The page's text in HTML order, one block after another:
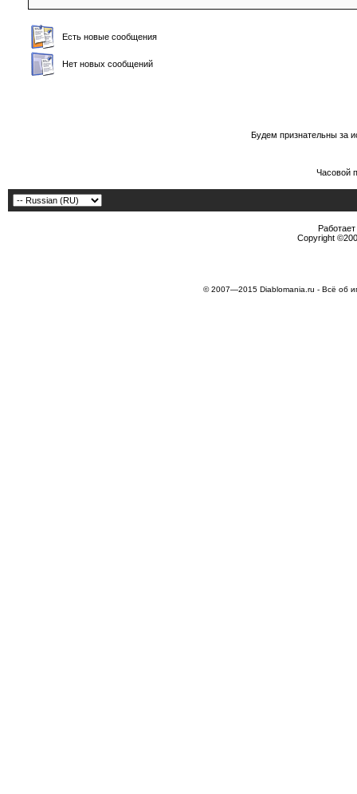
Есть новые сообщения
Нет новых сообщений
Будем признательны за
Часовой
Copyright
© 2007—2015 Diablomania.ru - Всё об